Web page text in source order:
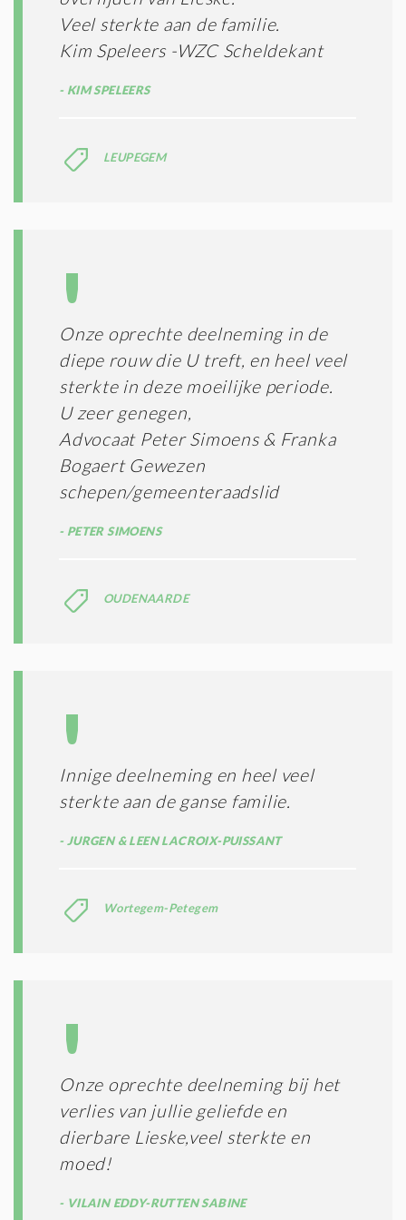
Veel sterkte aan de familie.
Kim Speleers -WZC Scheldekant
KIM SPELEERS
LEUPEGEM
Onze oprechte deelneming in de
diepe rouw die U treft, en heel veel
sterkte in deze moeilijke periode.
U zeer genegen,
Advocaat Peter Simoens & Franka
Bogaert Gewezen
schepen/gemeenteraadslid
PETER SIMOENS
OUDENAARDE
Innige deelneming en heel veel
sterkte aan de ganse familie.
JURGEN & LEEN LACROIX-PUISSANT
Wortegem-Petegem
Onze oprechte deelneming bij het
verlies van jullie geliefde en
dierbare Lieske,veel sterkte en
moed!
VILAIN EDDY-RUTTEN SABINE